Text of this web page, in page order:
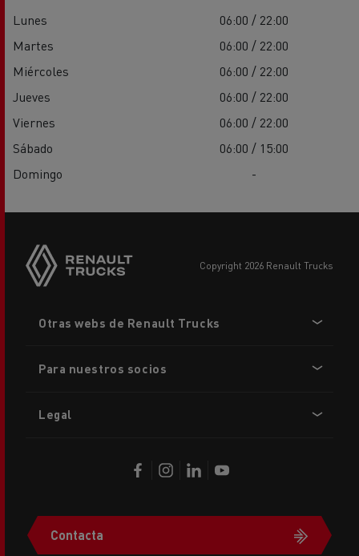
Lunes
06:00 / 22:00
Martes
06:00 / 22:00
Miércoles
06:00 / 22:00
Jueves
06:00 / 22:00
Viernes
06:00 / 22:00
Sábado
06:00 / 15:00
Domingo
-
copyright 2026 Renault Trucks
menu
Otras webs de Renault Trucks
Para nuestros socios
Legal
Contacta